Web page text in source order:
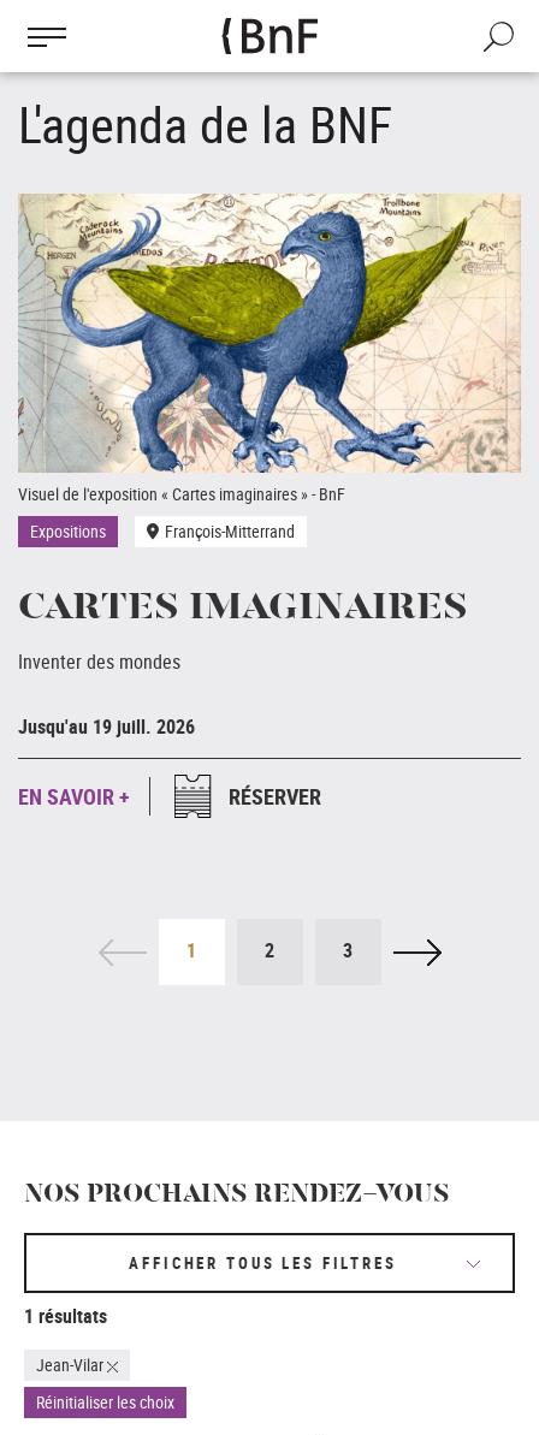
contenu
Recherche
L'agenda de la BNF
Visuel de l'exposition « Cartes imaginaires » - BnF
Expositions
François-Mitterrand
CARTES IMAGINAIRES
Inventer des mondes
Jusqu'au 19 juill. 2026
EN SAVOIR + RÉSERVER
1 2 3
NOS PROCHAINS RENDEZ-VOUS
AFFICHER TOUS LES FILTRES
1 résultats
Jean-Vilar
Réinitialiser les choix